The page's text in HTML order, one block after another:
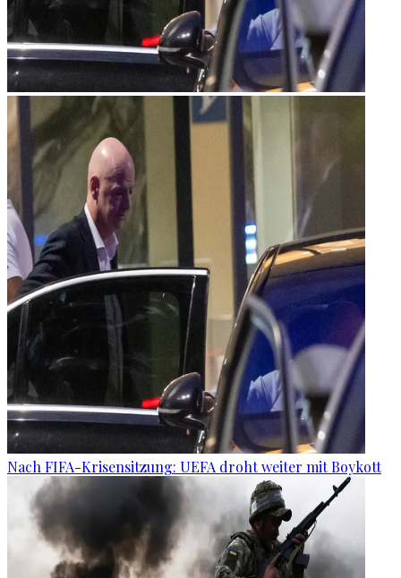
Nach FIFA-Krisensitzung: UEFA droht weiter mit Boykott